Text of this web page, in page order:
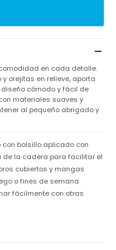
en cada detalle.
orejitas en relieve, aporta
diseño cómodo y fácil de
materiales suaves y
al pequeño abrigado y
con bolsillo aplicado con
de la cadera para facilitar el
cubiertos y mangas
o fines de semana
fácilmente con otras